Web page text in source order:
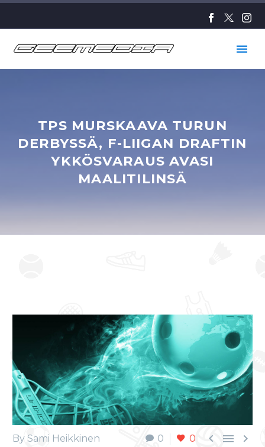
TPS MURSKAAVA TURUN
DERBYSSÄ, F-LIIGAN DRAFTIN
YKKÖSVARAUS AVASI
MAALITILINSÄ
0 0   
By Sami Heikkinen